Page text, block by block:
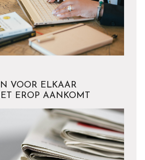
VOOR ELKAAR
EROP AANKOMT